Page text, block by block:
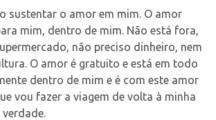
sustentar o amor em mim. O amor
mim, dentro de mim. Não está fora,
não preciso dinheiro, nem
O amor é gratuito e está em todo
dentro de mim e é com este amor
vou fazer a viagem de volta à minha
verdade.